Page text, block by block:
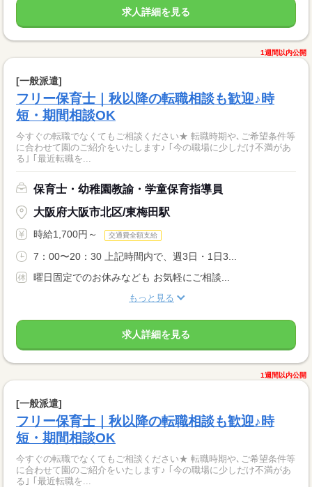
求人詳細を見る
1週間以内公開
[一般派遣]
フリー保育士｜秋以降の転職相談も歓迎♪時
短・期間相談OK
今すぐの転職でなくてもご相談ください★ 転職時期や､ご希望条件等
に合わせて園のご紹介をいたします♪ ｢今の職場に少しだけ不満があ
る｣ ｢最近転職を...
保育士・幼稚園教諭・学童保育指導員
大阪府大阪市北区/東梅田駅
時給1,700円～ 交通費全額支給
7：00〜20：30 上記時間内で、週3日・1日3...
曜日固定でのお休みなども お気軽にご相談...
もっと見る
求人詳細を見る
1週間以内公開
[一般派遣]
フリー保育士｜秋以降の転職相談も歓迎♪時
短・期間相談OK
今すぐの転職でなくてもご相談ください★ 転職時期や､ご希望条件等
に合わせて園のご紹介をいたします♪ ｢今の職場に少しだけ不満があ
る｣ ｢最近転職を...